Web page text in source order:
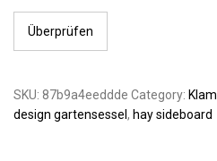
Überprüfen
SKU: 87b9a4eeddde Category:
design gartensessel , hay sideboard